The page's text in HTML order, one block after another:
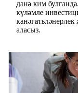
данә ким
күләмле
аласыз.